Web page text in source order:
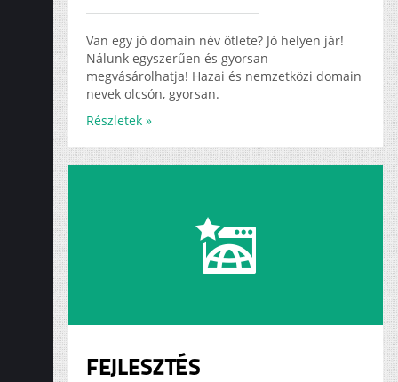
Van egy jó domain név ötlete? Jó helyen jár!
Nálunk egyszerűen és gyorsan
megvásárolhatja! Hazai és nemzetközi domain
nevek olcsón, gyorsan.
Részletek »
FEJLESZTÉS